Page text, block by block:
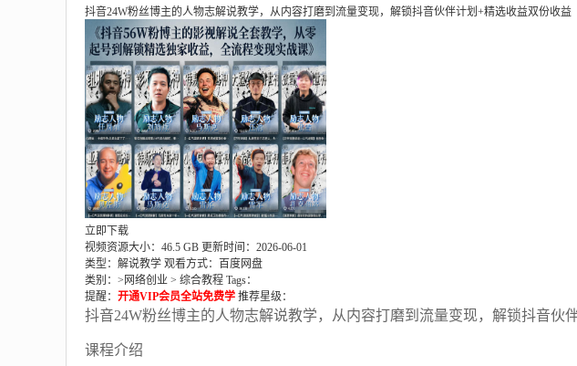
抖音24W粉丝博主的人物志解说教学，从内容打磨到流量变现，解锁抖音伙伴计划+精选收益双份收益
立即下载
视频资源大小：46.5 GB 更新时间：2026-06-01
类型：解说教学 观看方式：百度网盘
类别：> 网络创业 > 综合教程 Tags：
提醒： 开通VIP会员全站免费学 推荐星级：
抖音24W粉丝博主的人物志解说教学，从内容打磨到流量变现，解锁抖音伙
课程介绍